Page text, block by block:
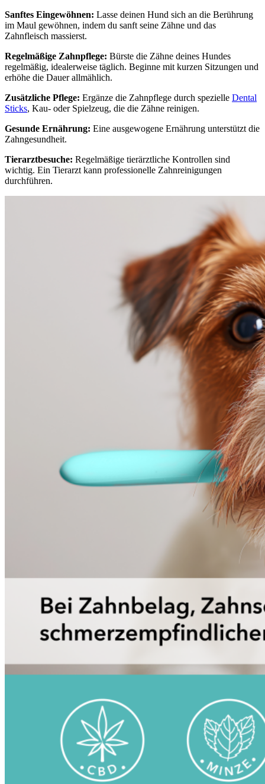
Sanftes Eingewöhnen: Lasse deinen Hund sich an die Berührung
im Maul gewöhnen, indem du sanft seine Zähne und das
Zahnfleisch massierst.
Regelmäßige Zahnpflege: Bürste die Zähne deines Hundes
regelmäßig, idealerweise täglich. Beginne mit kurzen Sitzungen und
erhöhe die Dauer allmählich.
Zusätzliche Pflege: Ergänze die Zahnpflege durch spezielle Dental
Sticks, Kau- oder Spielzeug, die die Zähne reinigen.
Gesunde Ernährung: Eine ausgewogene Ernährung unterstützt die
Zahngesundheit.
Tierarztbesuche: Regelmäßige tierärztliche Kontrollen sind
wichtig. Ein Tierarzt kann professionelle Zahnreinigungen
durchführen.